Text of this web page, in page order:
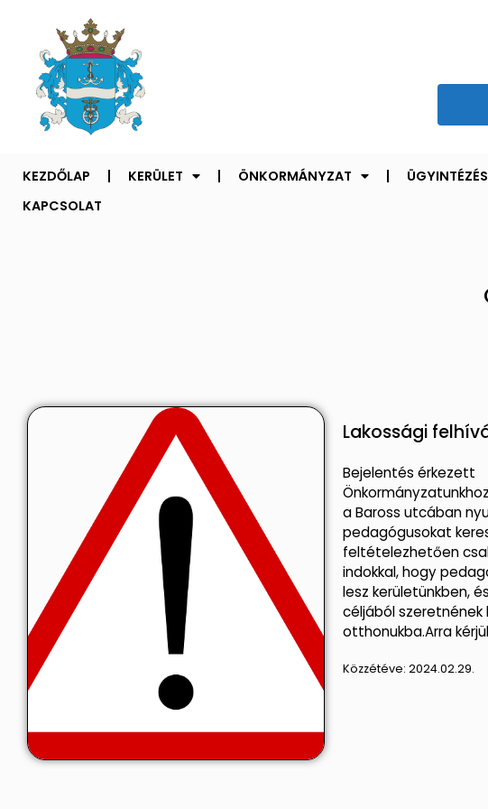
KEZDŐLAP KERÜLET ÖNKORMÁNYZAT
KAPCSOLAT
Lakossági
Bejelentés érkezett
a Baross utcában
pedagógusokat
feltételezhetően
indokkal, hogy
lesz kerületünkben,
céljából szeretnének
otthonukba.Arra
Közzétéve:2024.02.29.